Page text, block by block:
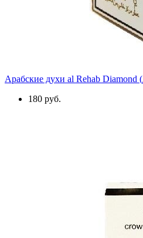
Арабские духи al Rehab
180 руб.